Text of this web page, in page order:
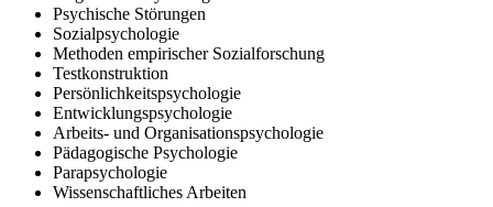
Psychische Störungen
Sozialpsychologie
Methoden empirischer Sozialforschung
Testkonstruktion
Persönlichkeitspsychologie
Entwicklungspsychologie
Arbeits- und Organisationspsychologie
Pädagogische Psychologie
Parapsychologie
Wissenschaftliches Arbeiten